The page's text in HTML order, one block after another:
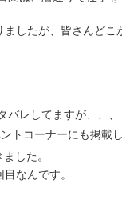
ましたが、皆さんどこ
バレしてますが、、、
トコーナーにも掲載
した。
なんです。